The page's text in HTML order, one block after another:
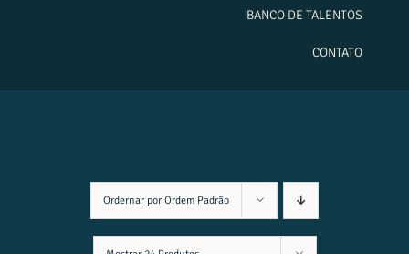
BANCO DE TALENTOS
CONTATO
Ordernar por Ordem Padrão